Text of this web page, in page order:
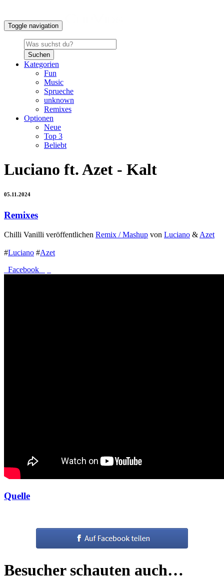
Toggle navigation
Suchen
Kategorien
Fun
Music
Sprueche
unknown
Remixes
Optionen
Neue
Top 3
Beliebt
Luciano ft. Azet - Kalt
05.11.2024
Remixes
Chilli Vanilli veröffentlichen Remix / Mashup von Luciano & Azet
#Luciano #Azet
Facebook
Quelle
Besucher schauten auch…